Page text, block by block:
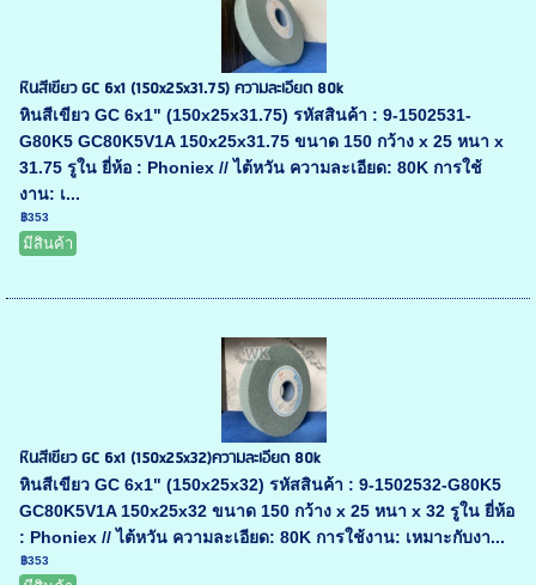
หินสีเขียว GC 6x1 (150x25x31.75) ความละเอียด 80k
หินสีเขียว GC 6x1" (150x25x31.75) รหัสสินค้า : 9-1502531-
G80K5 GC80K5V1A 150x25x31.75 ขนาด 150 กว้าง x 25 หนา x
31.75 รูใน ยี่ห้อ : Phoniex // ไต้หวัน ความละเอียด: 80K การใช้
งาน: เ...
฿353
มีสินค้า
หินสีเขียว GC 6x1 (150x25x32)ความละเอียด 80k
หินสีเขียว GC 6x1" (150x25x32) รหัสสินค้า : 9-1502532-G80K5
GC80K5V1A 150x25x32 ขนาด 150 กว้าง x 25 หนา x 32 รูใน ยี่ห้อ
: Phoniex // ไต้หวัน ความละเอียด: 80K การใช้งาน: เหมาะกับงา...
฿353